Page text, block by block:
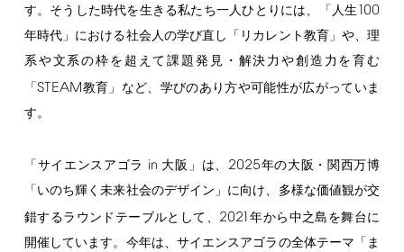
す。そうした時代を生きる私たち一人ひとりには、「人生100
年時代」における社会人の学び直し「リカレント教育」や、理
系や文系の枠を超えて課題発見・解決力や創造力を育む
「STEAM教育」など、学びのあり方や可能性が広がっていま
す。
「サイエンスアゴラ in 大阪」は、 2025年の大阪・関西万博
「いのち輝く未来社会のデザイン」に向け、多様な価値観が交
錯するラウンドテーブルとして、 2021年から中之島を舞台に
開催しています。今年は、サイエンスアゴラの全体テーマ「ま